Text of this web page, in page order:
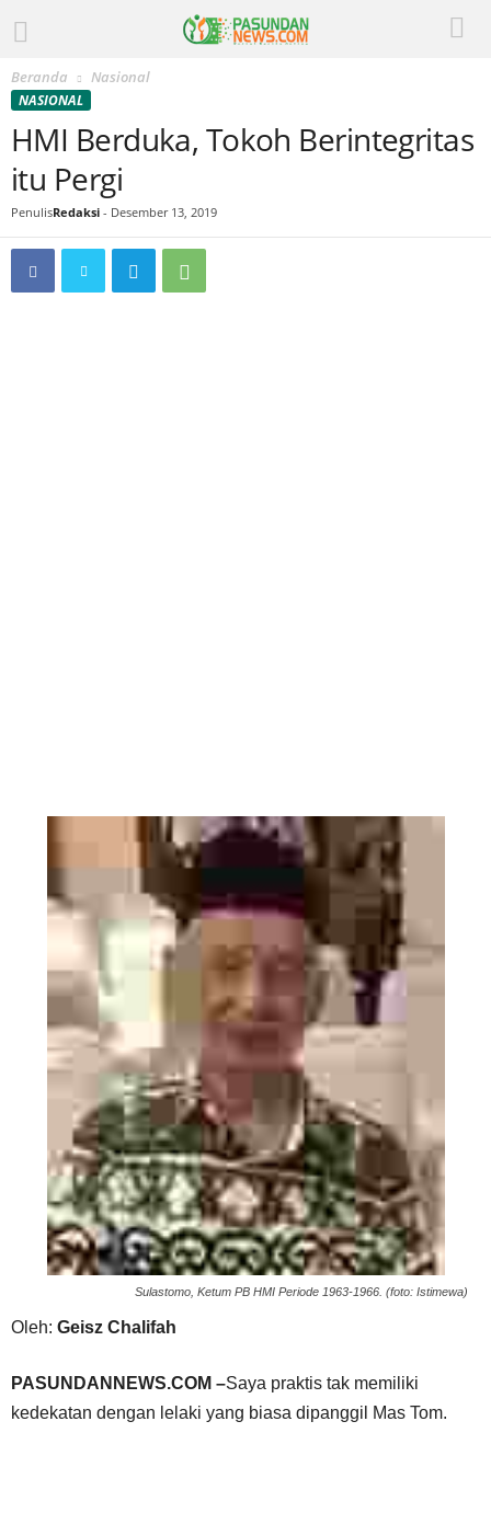
Beranda Nasional
NASIONAL
HMI Berduka, Tokoh Berintegritas
itu Pergi
PenulisRedaksi - Desember 13, 2019
Sulastomo, Ketum PB HMI Periode 1963-1966. (foto: Istimewa)
Oleh: Geisz Chalifah
PASUNDANNEWS.COM –Saya praktis tak memiliki
kedekatan dengan lelaki yang biasa dipanggil Mas Tom.